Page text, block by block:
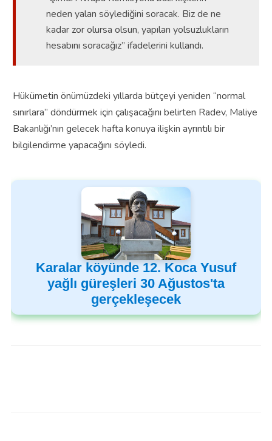
neden yalan söylediğini soracak. Biz de ne
kadar zor olursa olsun, yapılan yolsuzlukların
hesabını soracağız” ifadelerini kullandı.
Hükümetin önümüzdeki yıllarda bütçeyi yeniden “normal
sınırlara” döndürmek için çalışacağını belirten Radev, Maliye
Bakanlığı’nın gelecek hafta konuya ilişkin ayrıntılı bir
bilgilendirme yapacağını söyledi.
Karalar köyünde 12. Koca Yusuf
yağlı güreşleri 30 Ağustos'ta
gerçekleşecek